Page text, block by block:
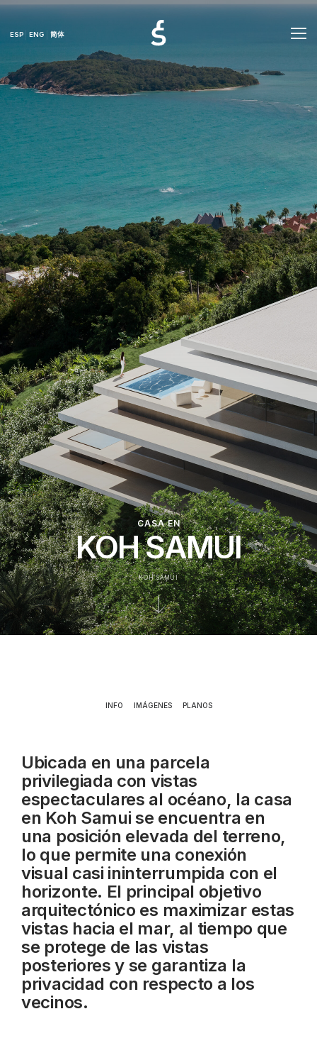
ESP ENG 简体
CASA EN
KOH SAMUI
KOH SAMUI
INFO IMÁGENES PLANOS
Ubicada en una parcela
privilegiada con vistas
espectaculares al océano, la casa
en Koh Samui se encuentra en
una posición elevada del terreno,
lo que permite una conexión
visual casi ininterrumpida con el
horizonte. El principal objetivo
arquitectónico es maximizar estas
vistas hacia el mar, al tiempo que
se protege de las vistas
posteriores y se garantiza la
privacidad con respecto a los
vecinos.